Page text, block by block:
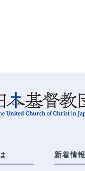
新着情報